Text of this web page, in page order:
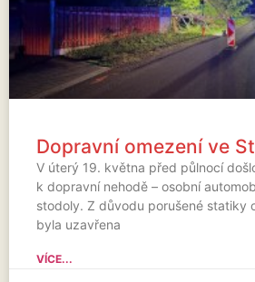
Dopravní omezení ve
V úterý 19. května před půlnocí
k dopravní nehodě – osobní
stodoly. Z důvodu porušené statiky
byla uzavřena
VÍCE...